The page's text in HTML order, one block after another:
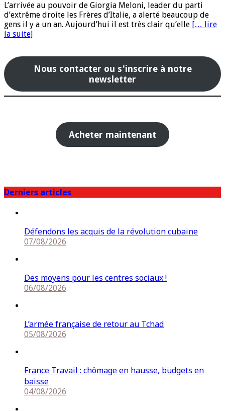
L’arrivée au pouvoir de Giorgia Meloni, leader du parti
d’extrême droite les Frères d’Italie, a alerté beaucoup de
gens il y a un an. Aujourd’hui il est très clair qu’elle [… lire
la suite]
Nous contacter ou s'inscrire à notre
newsletter
Acheter maintenant
Derniers articles
Défendons les acquis de la révolution cubaine
07/08/2026
Des moyens pour les centres sociaux !
06/08/2026
L’armée française de retour au Tchad
05/08/2026
France Travail : chômage en hausse, budgets en
baisse
04/08/2026